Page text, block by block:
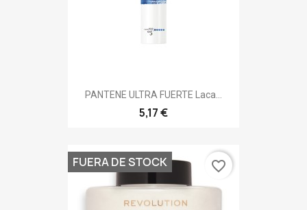
PANTENE ULTRA FUERTE Laca...
5,17 €
FUERA DE STOCK favorite_border